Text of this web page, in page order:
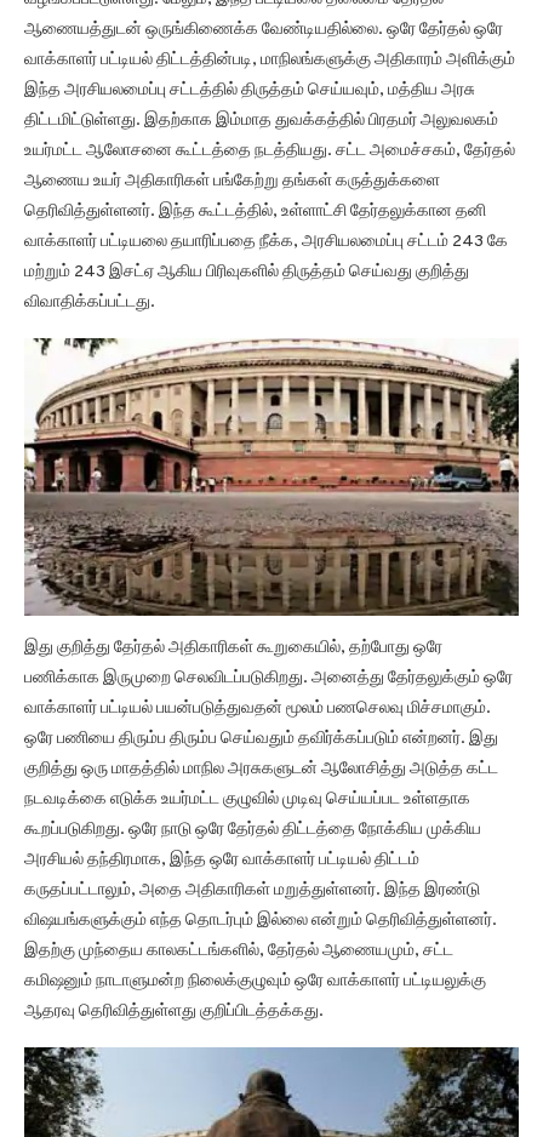
ஆணையத்துடன் ஒருங்கிணைக்க வேண்டியதில்லை. ஒரே தேர்தல் ஒரே
வாக்காளர் பட்டியல் திட்டத்தின்படி, மாநிலங்களுக்கு அதிகாரம் அளிக்கும்
இந்த அரசியலமைப்பு சட்டத்தில் திருத்தம் செய்யவும், மத்திய அரசு
திட்டமிட்டுள்ளது. இதற்காக இம்மாத துவக்கத்தில் பிரதமர் அலுவலகம்
உயர்மட்ட ஆலோசனை கூட்டத்தை நடத்தியது. சட்ட அமைச்சகம், தேர்தல்
ஆணைய உயர் அதிகாரிகள் பங்கேற்று தங்கள் கருத்துக்களை
தெரிவித்துள்ளனர். இந்த கூட்டத்தில், உள்ளாட்சி தேர்தலுக்கான தனி
வாக்காளர் பட்டியலை தயாரிப்பதை நீக்க, அரசியலமைப்பு சட்டம் 243 கே
மற்றும் 243 இசட்ஏ ஆகிய பிரிவுகளில் திருத்தம் செய்வது குறித்து
விவாதிக்கப்பட்டது.
இது குறித்து தேர்தல் அதிகாரிகள் கூறுகையில், தற்போது ஒரே
பணிக்காக இருமுறை செலவிடப்படுகிறது. அனைத்து தேர்தலுக்கும் ஒரே
வாக்காளர் பட்டியல் பயன்படுத்துவதன் மூலம் பணசெலவு மிச்சமாகும்.
ஒரே பணியை திரும்ப திரும்ப செய்வதும் தவிர்க்கப்படும் என்றனர். இது
குறித்து ஒரு மாதத்தில் மாநில அரசுகளுடன் ஆலோசித்து அடுத்த கட்ட
நடவடிக்கை எடுக்க உயர்மட்ட குழுவில் முடிவு செய்யப்பட உள்ளதாக
கூறப்படுகிறது. ஒரே நாடு ஒரே தேர்தல் திட்டத்தை நோக்கிய முக்கிய
அரசியல் தந்திரமாக, இந்த ஒரே வாக்காளர் பட்டியல் திட்டம்
கருதப்பட்டாலும், அதை அதிகாரிகள் மறுத்துள்ளனர். இந்த இரண்டு
விஷயங்களுக்கும் எந்த தொடர்பும் இல்லை என்றும் தெரிவித்துள்ளனர்.
இதற்கு முந்தைய காலகட்டங்களில், தேர்தல் ஆணையமும், சட்ட
கமிஷனும் நாடாளுமன்ற நிலைக்குழுவும் ஒரே வாக்காளர் பட்டியலுக்கு
ஆதரவு தெரிவித்துள்ளது குறிப்பிடத்தக்கது.